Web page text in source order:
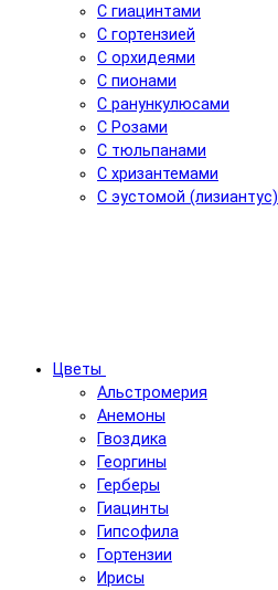
С гиацинтами
С гортензией
С орхидеями
С пионами
С ранункулюсами
С Розами
С тюльпанами
С хризантемами
С эустомой (лизиантус)
Цветы
Альстромерия
Анемоны
Гвоздика
Георгины
Герберы
Гиацинты
Гипсофила
Гортензии
Ирисы